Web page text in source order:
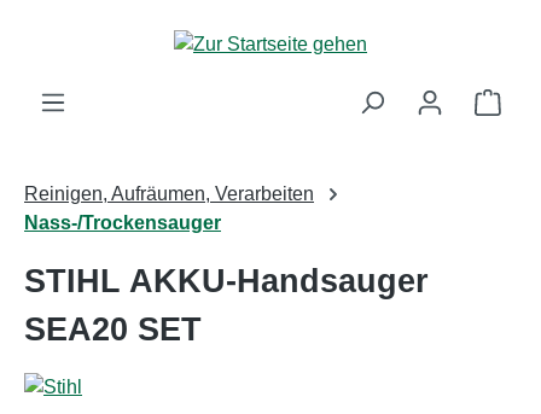
Zum Hauptinhalt springen
Reinigen, Aufräumen, Verarbeiten
Nass-/Trockensauger
STIHL AKKU-Handsauger
SEA20 SET